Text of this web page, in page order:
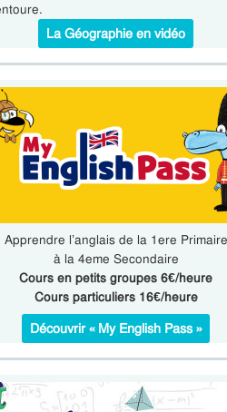
La Géographie en vidéo
Apprendre l’anglais de la 1ere Primaire
à la 4eme Secondaire
Cours en petits groupes 6€/heure
Cours particuliers 16€/heure
Découvrir « My English Pass »